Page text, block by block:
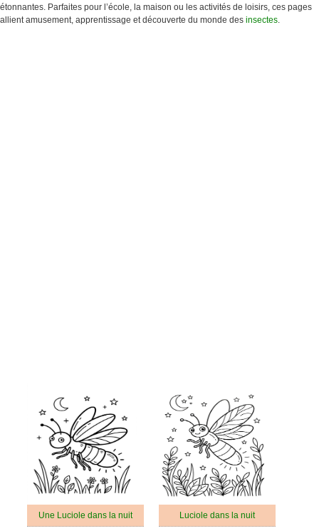
étonnantes. Parfaites pour l’école, la maison ou les activités de loisirs, ces pages
allient amusement, apprentissage et découverte du monde des insectes.
Une Luciole dans la nuit Luciole dans la nuit